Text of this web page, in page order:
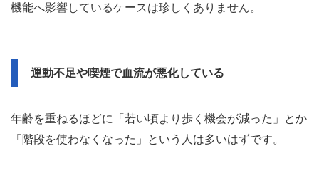
機能へ影響しているケースは珍しくありません。
運動不足や喫煙で血流が悪化している
年齢を重ねるほどに「若い頃より歩く機会が減った」とか
「階段を使わなくなった」という人は多いはずです。